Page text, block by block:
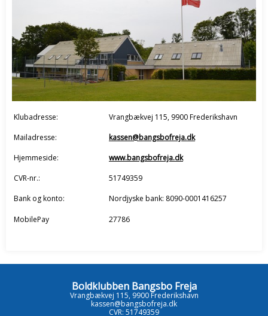
Klubadresse:
Vrangbækvej 115, 9900 Frederikshavn
Mailadresse:
kassen@bangsbofreja.dk
Hjemmeside:
www.bangsbofreja.dk
CVR-nr.:
51749359
Bank og konto:
Nordjyske bank: 8090-0001416257
MobilePay 27786
Boldklubben Bangsbo Freja
Vrangbækvej 115, 9900 Frederikshavn
kassen@bangsbofreja.dk
CVR: 51749359